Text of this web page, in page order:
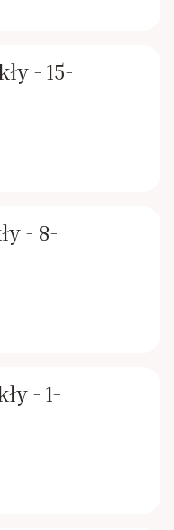
- 15-
- 8-
- 1-